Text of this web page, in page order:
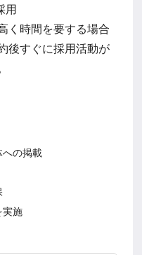
用
く時間を要する場合
後すぐに採用活動が
への掲載
実施